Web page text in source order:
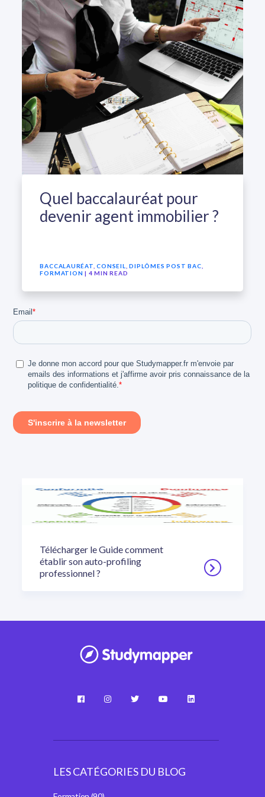
Quel baccalauréat pour
devenir agent immobilier ?
BACCALAURÉAT ,CONSEIL ,DIPLÔMES POST BAC
FORMATION | 4 MIN READ
Télécharger le Guide comment
établir son auto-profiling
professionnel ?
LES CATÉGORIES DU BLOG